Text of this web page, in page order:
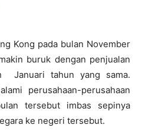
Kong pada bulan November
buruk dengan penjualan
Januari tahun yang sama.
perusahaan-perusahaan
tersebut imbas sepinya
ke negeri tersebut.